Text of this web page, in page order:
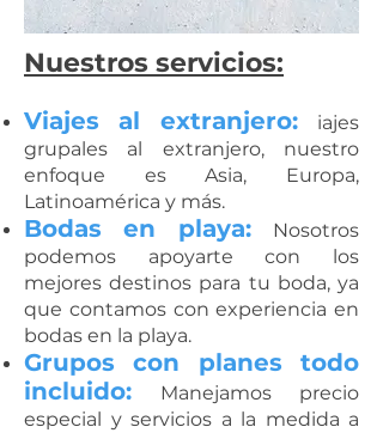
Nuestros servicios:
Viajes al extranjero:
iajes
grupales al extranjero, nuestro
enfoque es Asia, Europa,
Latinoamérica y más.
Bodas en playa:
Nosotros
podemos apoyarte con los
mejores destinos para tu boda, ya
que contamos con experiencia en
bodas en la playa.
Grupos con planes todo
incluido: Manejamos precio
especial y servicios a la medida a